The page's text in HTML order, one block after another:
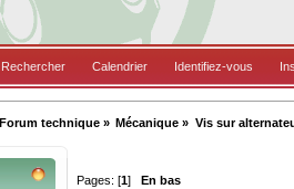
Rechercher Calendrier Identifiez-vous
Forum technique» Mécanique » Vis sur
Pages: [1] En bas